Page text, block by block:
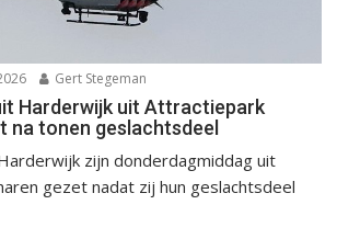
Gert Stegeman
Harderwijk uit Attractiepark
na tonen geslachtsdeel
zijn donderdagmiddag uit
gezet nadat zij hun geslachtsdeel